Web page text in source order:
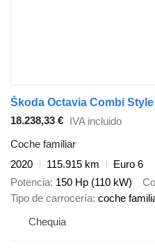
Škoda Octavia Combi Style
18.238,33 € IVA incluido
Coche familiar
2020
115.915 km
Euro 6
Potencia 150 Hp (110 kW)
Tipo de carrocería coche
Chequia